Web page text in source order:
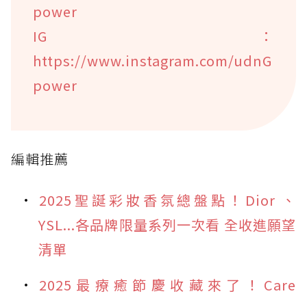
power
IG：
https://www.instagram.com/udnG
power
編輯推薦
2025聖誕彩妝香氛總盤點！Dior 、
YSL...各品牌限量系列一次看 全收進願望
清單
2025最療癒節慶收藏來了！Care